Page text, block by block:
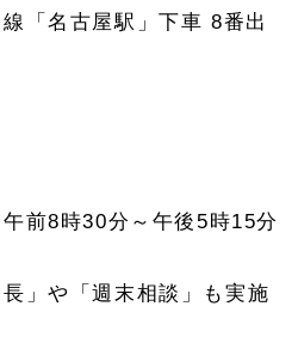
「名古屋駅」下車 8番出
前8時30分～午後5時15分
」や「週末相談」も実施